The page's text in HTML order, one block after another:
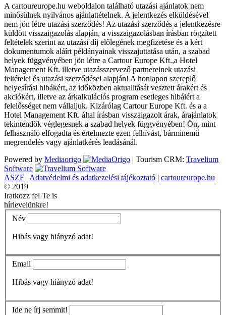
A cartoureurope.hu weboldalon található utazási ajánlatok nem
minősülnek nyilvános ajánlattételnek. A jelentkezés elküldésével
nem jön létre utazási szerződés! Az utazási szerződés a jelentkezésre
küldött visszaigazolás alapján, a visszaigazolásban írásban rögzített
feltételek szerint az utazási díj előlegének megfizetése és a kért
dokumentumok aláírt példányainak visszajuttatása után, a szabad
helyek függvényében jön létre a Cartour Europe Kft.,a Hotel
Management Kft. illetve utazásszervező partnereinek utazási
feltételei és utazási szerződései alapján! A honlapon szereplő
helyesírási hibákért, az időközben aktualitását vesztett árakért és
akciókért, illetve az árkalkulációs program esetleges hibáiért a
felelősséget nem vállaljuk. Kizárólag Cartour Europe Kft. és a a
Hotel Management Kft. által írásban visszaigazolt árak, árajánlatok
tekintendők véglegesnek a szabad helyek függvényében! Ön, mint
felhasználó elfogadta és értelmezte ezen felhívást, bárminemű
megrendelés vagy ajánlatkérés leadásánál.
Powered by Mediaorigo | Tourism CRM: Travelium
Software
ASZF | Adatvédelmi és adatkezelési tájékoztató | cartoureurope.hu
© 2019
Iratkozz fel Te is
hírlevelünkre!
Név
Hibás vagy hiányzó adat!
Email
Hibás vagy hiányzó adat!
Ide ne írj semmit!